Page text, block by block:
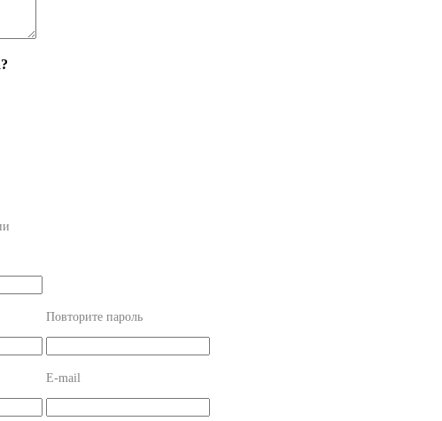
Повторите пароль
E-mail